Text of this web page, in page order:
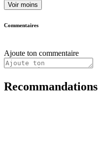
Voir moins
Commentaires
Ajoute ton commentaire
Recommandations